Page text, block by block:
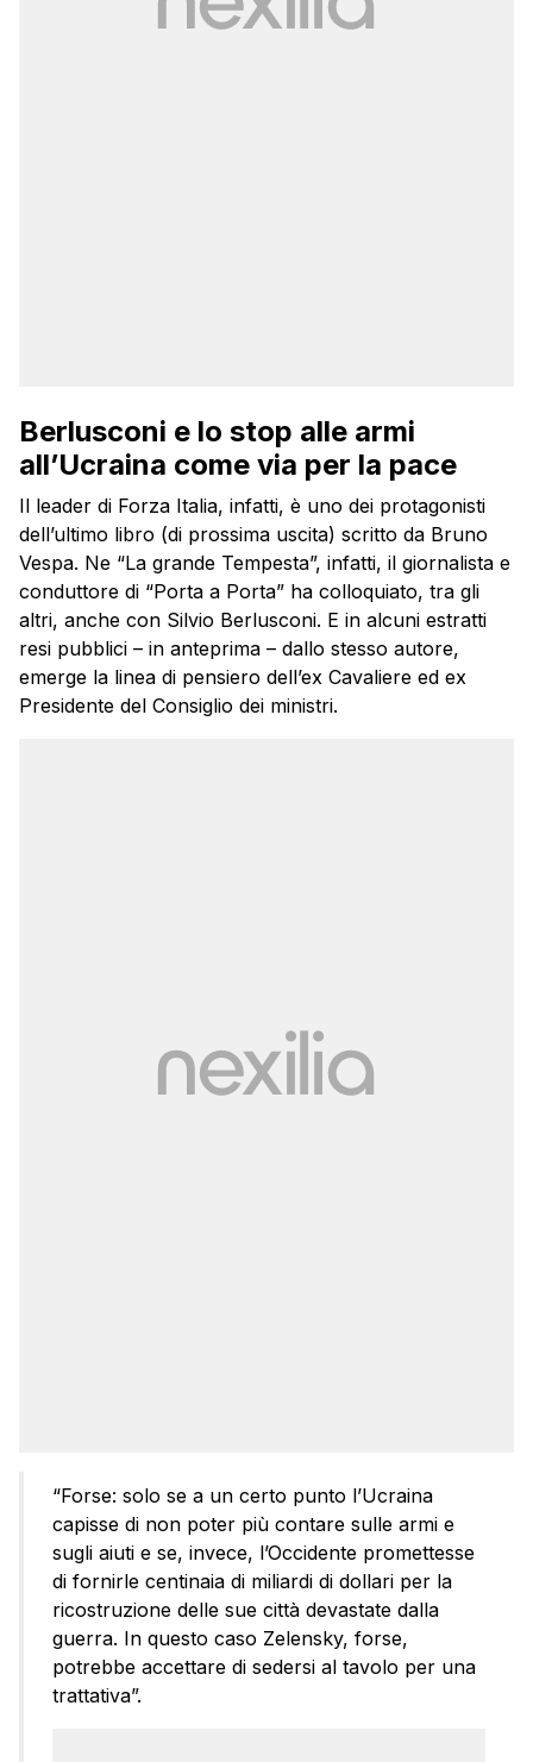
Berlusconi e lo stop alle armi
all’Ucraina come via per la pace
Il leader di Forza Italia, infatti, è uno dei protagonisti
dell’ultimo libro (di prossima uscita) scritto da Bruno
Vespa. Ne “La grande Tempesta”, infatti, il giornalista e
conduttore di “Porta a Porta” ha colloquiato, tra gli
altri, anche con Silvio Berlusconi. E in alcuni estratti
resi pubblici – in anteprima – dallo stesso autore,
emerge la linea di pensiero dell’ex Cavaliere ed ex
Presidente del Consiglio dei ministri.
“Forse: solo se a un certo punto l’Ucraina
capisse di non poter più contare sulle armi e
sugli aiuti e se, invece, l’Occidente promettesse
di fornirle centinaia di miliardi di dollari per la
ricostruzione delle sue città devastate dalla
guerra. In questo caso Zelensky, forse,
potrebbe accettare di sedersi al tavolo per una
trattativa”.